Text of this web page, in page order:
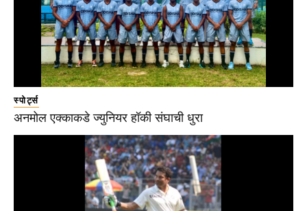
स्पोर्ट्स
अनमोल एक्काकडे ज्युनियर हॉकी संघाची धुरा